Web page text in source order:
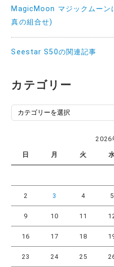
MagicMoon マジックムーン
真の組合せ)
Seestar S50の関連記事
カテゴリー
カ
テ
ー
2026
日 月 火
2 3 4 5
9 10 11
16 17 18
23 24 25